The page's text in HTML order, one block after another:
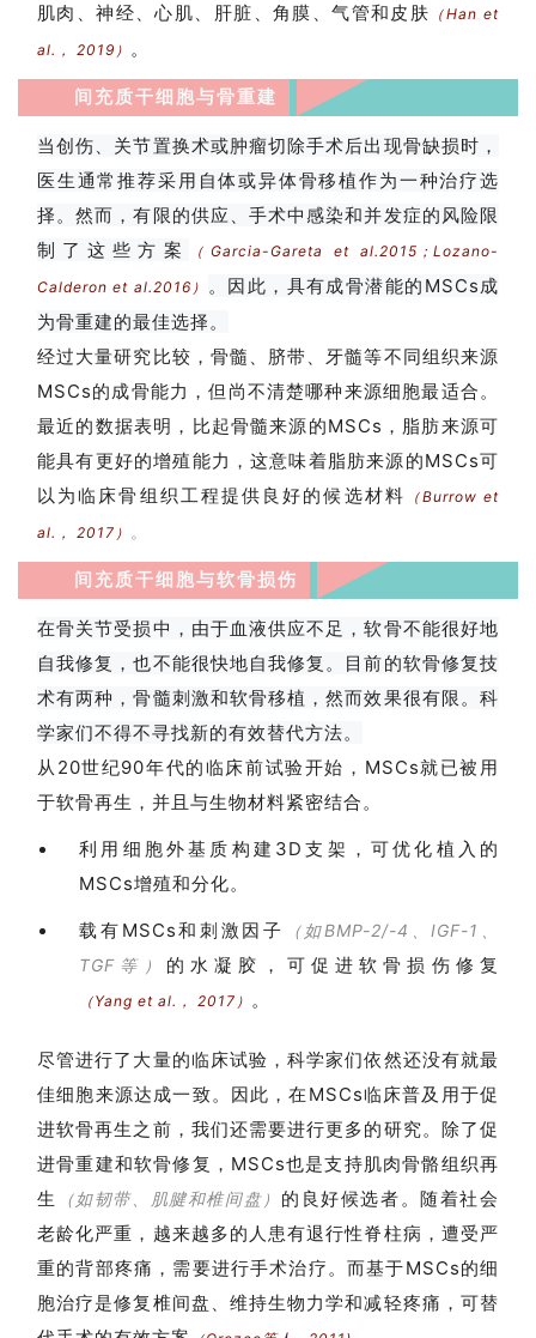
行
业
资
讯
生
医
肌肉、神经、心肌、肝脏、角膜、气管和皮肤 （Han et
al.， 2019） 。
间充质干细胞与骨重建
当创伤、关节置换术或肿瘤切除手术后出现骨缺损时，
医生通常推荐采用自体或异体骨移植作为一种治疗选
择。然而，有限的供应、手术中感染和并发症的风险限
制了这些方案
（Garcia-Gareta et al.2015；Lozano-
Calderon et al.2016） 。因此，具有成骨潜能的MSCs成
为骨重建的最佳选择。
经过大量研究比较，骨髓、脐带、牙髓等不同组织来源
MSCs的成骨能力，但尚不清楚哪种来源细胞最适合。
最近的数据表明， 比起骨髓来源的MSCs ，脂肪来源可
能具有更好的增殖能力，这意味着脂肪来源的MSCs可
以为临床骨组织工程提供良好的候选材料
（Burrow et
al.， 2017） 。
间充质干细胞与软骨损伤
在骨关节受损中，由于血液供应不足，软骨不能很好地
自我修复，也不能很快地自我修复。目前的软骨修复技
术有两种，骨髓刺激和软骨移植，然而效果很有限。科
学家们不得不寻找新的有效替代方法。
从20世纪90年代的临床前试验开始，MSCs就已被用
于软骨再生，并且与生物材料紧密结合。
利用细胞外基质构建3D支架，可优化植入的
MSCs增殖和分化。
载有MSCs和刺激因子
（如BMP-2/-4、IGF-1、
TGF等） 的水凝胶，可促进软骨损伤修复
（Yang et al.， 2017） 。
尽管进行了大量的临床试验，科学家们依然还没有就最
佳细胞来源达成一致。因此，在MSCs临床普及用于促
进软骨再生之前，我们还需要进行更多的研究。除了促
进骨重建和软骨修复，MSCs也是支持肌肉骨骼组织再
生
（如韧带、肌腱和椎间盘） 的良好候选者。随着社会
老龄化严重，越来越多的人患有退行性脊柱病，遭受严
重的背部疼痛，需要进行手术治疗。而基于MSCs的细
胞治疗是修复椎间盘、维持生物力学和减轻疼痛，可替